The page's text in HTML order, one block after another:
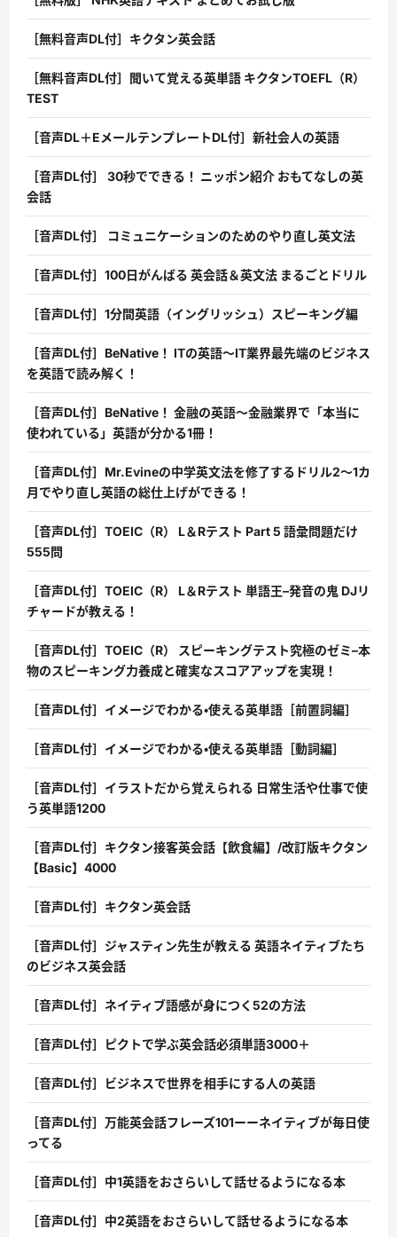
［無料音声DL付］キクタン英会話
［無料音声DL付］聞いて覚える英単語 キクタンTOEFL（R）
TEST
［音声DL＋EメールテンプレートDL付］新社会人の英語
［音声DL付］ 30秒でできる！ ニッポン紹介 おもてなしの英
会話
［音声DL付］ コミュニケーションのためのやり直し英文法
［音声DL付］100日がんばる 英会話＆英文法 まるごとドリル
［音声DL付］1分間英語（イングリッシュ）スピーキング編
［音声DL付］BeNative！ ITの英語〜IT業界最先端のビジネス
を英語で読み解く！
［音声DL付］BeNative！ 金融の英語〜金融業界で「本当に
使われている」英語が分かる1冊！
［音声DL付］Mr.Evineの中学英文法を修了するドリル2〜1カ
月でやり直し英語の総仕上げができる！
［音声DL付］TOEIC（R） L＆Rテスト Part 5 語彙問題だけ
555問
［音声DL付］TOEIC（R） L＆Rテスト 単語王–発音の鬼 DJリ
チャードが教える！
［音声DL付］TOEIC（R） スピーキングテスト究極のゼミ–本
物のスピーキング力養成と確実なスコアアップを実現！
［音声DL付］イメージでわかる・使える英単語［前置詞編］
［音声DL付］イメージでわかる・使える英単語［動詞編］
［音声DL付］イラストだから覚えられる 日常生活や仕事で使
う英単語1200
［音声DL付］キクタン接客英会話【飲食編】/改訂版キクタン
【Basic】4000
［音声DL付］キクタン英会話
［音声DL付］ジャスティン先生が教える 英語ネイティブたち
のビジネス英会話
［音声DL付］ネイティブ語感が身につく52の方法
［音声DL付］ピクトで学ぶ英会話必須単語3000＋
［音声DL付］ビジネスで世界を相手にする人の英語
［音声DL付］万能英会話フレーズ101ーーネイティブが毎日使
ってる
［音声DL付］中1英語をおさらいして話せるようになる本
［音声DL付］中2英語をおさらいして話せるようになる本